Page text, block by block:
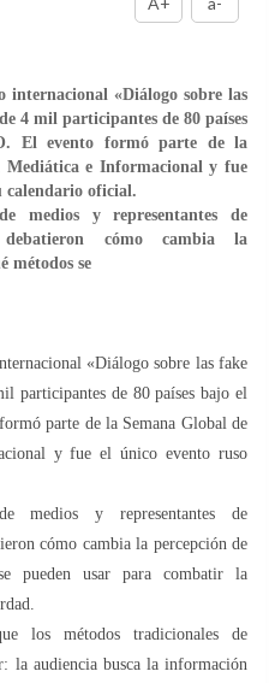
internacional «Diálogo sobre las
4 mil participantes de 80 países
El evento formó parte de la
Mediática e Informacional y fue
calendario oficial.
medios y representantes de
debatieron cómo cambia la
métodos se
«Diálogo sobre las fake
participantes de 80 países bajo el
parte de la Semana Global de
y fue el único evento ruso
medios y representantes de
cómo cambia la percepción de
pueden usar para combatir la
los métodos tradicionales de
la audiencia busca la información